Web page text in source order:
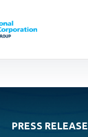
PRESS RELEASE